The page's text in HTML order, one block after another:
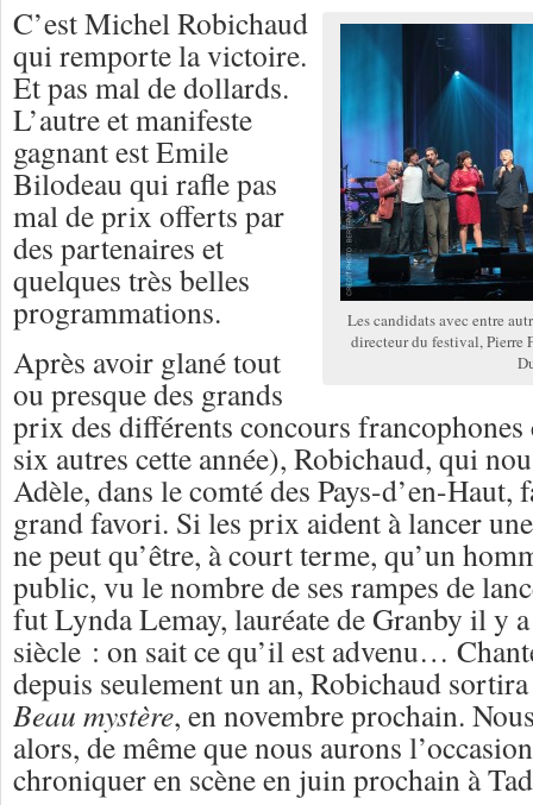
Les candidats avec entre
directeur du festival, Pierre
C’est Michel Robichaud
qui remporte la victoire.
Et pas mal de dollards.
L’autre et manifeste
gagnant est Emile
Bilodeau qui rafle pas
mal de prix offerts par
des partenaires et
quelques très belles
programmations.
Après avoir glané tout
ou presque des grands
prix des différents concours
six autres cette année), Robichaud, qui
Adèle, dans le comtédes Pays-d’en-Haut,
grand favori. Si les prix aident à lancer
ne peut qu’être, à court terme, qu’un
public, vu le nombre de ses rampes de
fut Lynda Lemay, lauréate de Granby il y
siècle : on sait ce qu’il est advenu…
depuis seulement un an, Robichaud
Beau mystère, en novembre prochain.
alors, de même que nous aurons
chroniquer en scène en juin prochain à